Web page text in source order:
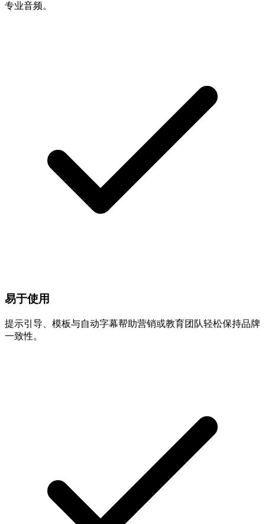
专业音频。
易于使用
提示引导、模板与自动字幕帮助营销或教育团队轻松保持品牌
一致性。